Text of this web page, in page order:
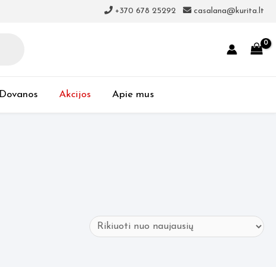
+370 678 25292 casalana@kurita.lt
Dovanos Akcijos Apie mus